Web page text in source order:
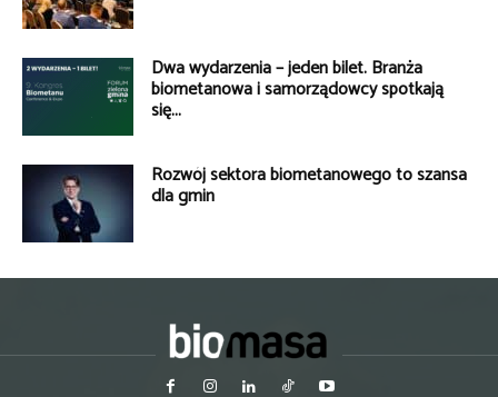
Dwa wydarzenia – jeden bilet. Branża
biometanowa i samorządowcy spotkają
się...
Rozwój sektora biometanowego to szansa
dla gmin